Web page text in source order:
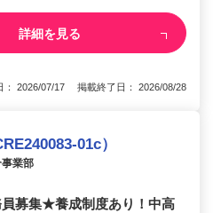
詳細を見る
： 2026/07/17 掲載終了日： 2026/08/28
01c）
業部
員募集★養成制度あり！中高